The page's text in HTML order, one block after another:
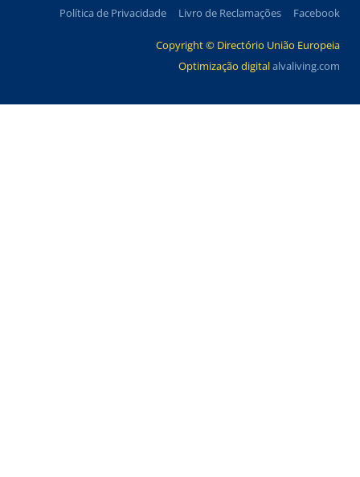
Política de Privacidade Livro de Reclamações Facebook
Copyright © Directório União Europeia
Optimização digitalalvaliving.com